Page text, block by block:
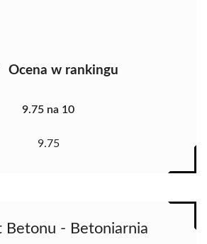
Ocena w rankingu
9.75 na 10
9.75
Betonu - Betoniarnia